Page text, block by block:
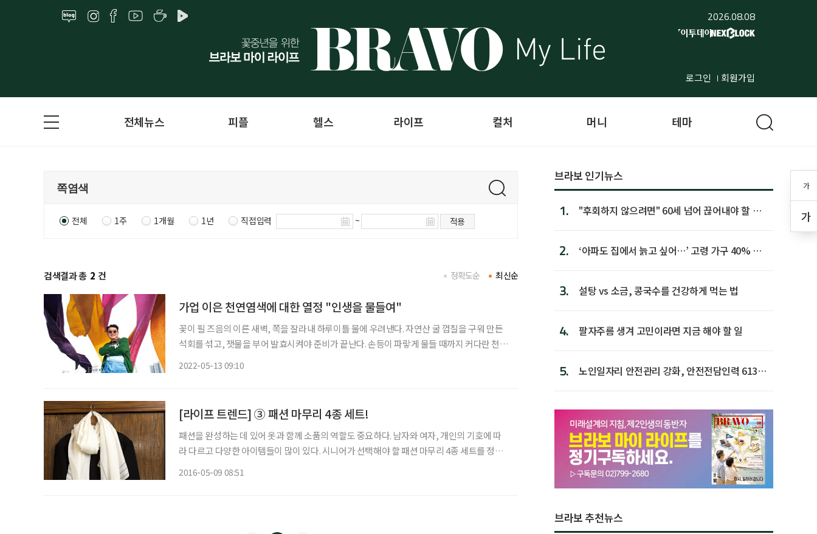
2026.08.08
로그인 회원가입
가
가
전체뉴스 피플 헬스 라이프 컬처 머니 테마
전체 1주 1개월 1년 직접입력 ~ 적용
검색결과 총 2 건 최신순
정확도순
가업 이은 천연염색에 대한 열정 "인생을 물들여"
꽃이 필 즈음의 이른 새벽, 쪽을 잘라내 하루이틀 물에 우려낸다. 자연산 굴 껍질을 구워 만든
석회를 섞고, 잿물을 부어 발효시켜야 준비가 끝난다. 손등이 파랗게 물들 때까지 커다란 천을
2022-05-13 09:10
[라이프 트렌드] ③ 패션 마무리 4종 세트!
패션을 완성하는 데 있어 옷과 함께 소품의 역할도 중요하다. 남자와 여자, 개인의 기호에 따
라 다르고 다양한 아이템들이 많이 있다. 시니어가 선택해야 할 패션 마무리 4종 세트를 정리
2016-05-09 08:51
브라보 인기뉴스
1.
"후회하지 않으려면" 60세 넘어 끊어내야 할 사
2.
‘아파도 집에서 늙고 싶어…’ 고령 가구 40% 노
3. 설탕 vs 소금, 콩국수를 건강하게 먹는 법
4. 팔자주름 생겨 고민이라면 지금 해야 할 일
5.
노인일자리 안전관리 강화, 안전전담인력 613명
브라보 추천뉴스